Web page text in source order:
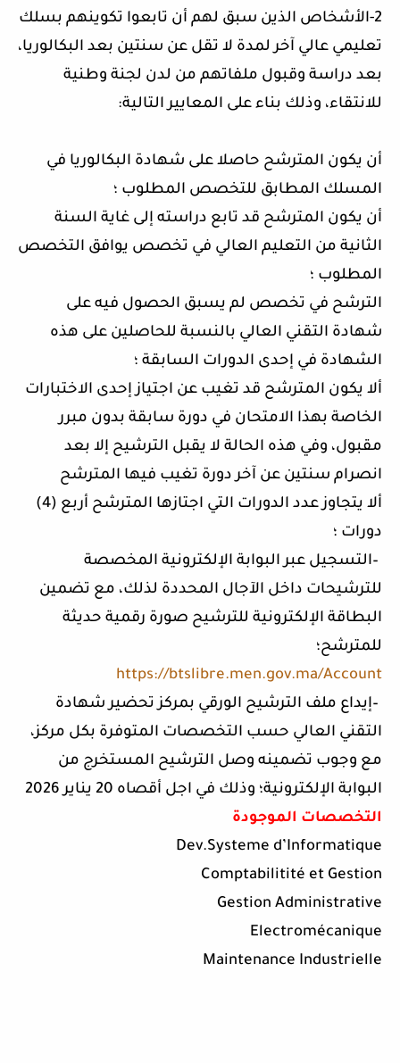
-2الأشخاص الذين سبق لهم أن تابعوا تكوينهم بسلك
تعليمي عالي آخر لمدة لا تقل عن سنتين بعد البكالوريا،
بعد دراسة وقبول ملفاتهم من لدن لجنة وطنية
للانتقاء، وذلك بناء على المعايير التالية:
أن يكون المترشح حاصلا على شهادة البكالوريا في
المسلك المطابق للتخصص المطلوب ؛
أن يكون المترشح قد تابع دراسته إلى غاية السنة
الثانية من التعليم العالي في تخصص يوافق التخصص
المطلوب ؛
الترشح في تخصص لم يسبق الحصول فيه على
شهادة التقني العالي بالنسبة للحاصلين على هذه
الشهادة في إحدى الدورات السابقة ؛
ألا يكون المترشح قد تغيب عن اجتياز إحدى الاختبارات
الخاصة بهذا الامتحان في دورة سابقة بدون مبرر
مقبول، وفي هذه الحالة لا يقبل الترشيح إلا بعد
انصرام سنتين عن آخر دورة تغيب فيها المترشح
ألا يتجاوز عدد الدورات التي اجتازها المترشح أربع (4)
دورات ؛
–التسجيل عبر البوابة الإلكترونية المخصصة
للترشيحات داخل الآجال المحددة لذلك، مع تضمين
البطاقة الإلكترونية للترشيح صورة رقمية حديثة
للمترشح؛
https://btslibre.men.gov.ma/Account
–إيداع ملف الترشيح الورقي بمركز تحضير شهادة
التقني العالي حسب التخصصات المتوفرة بكل مركز،
مع وجوب تضمينه وصل الترشيح المستخرج من
البوابة الإلكترونية؛ وذلك في اجل أقصاه 20 يناير 2026
التخصصات الموجودة
Dev.Systeme d’Informatique
Comptabilitité et Gestion
Gestion Administrative
Electromécanique
Maintenance Industrielle